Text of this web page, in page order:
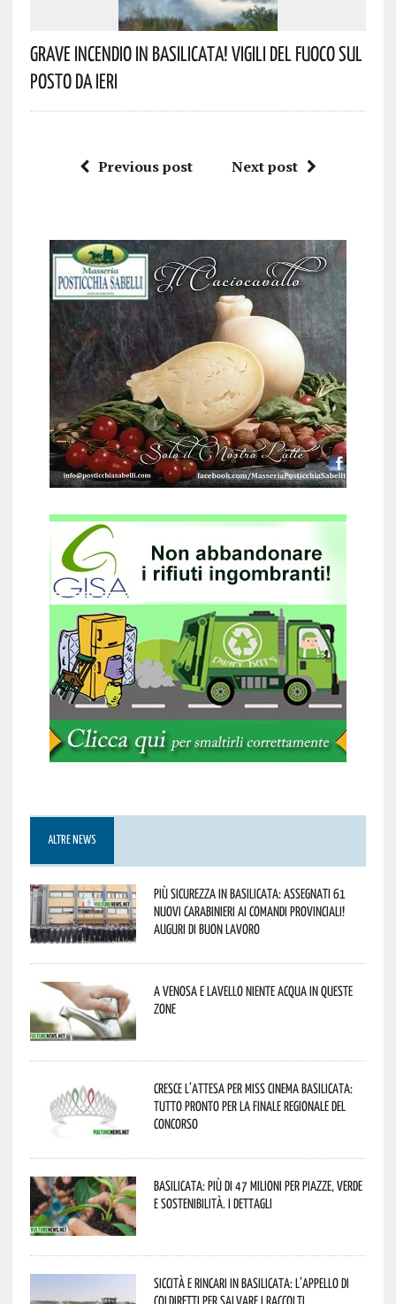
Grave Incendio In Basilicata! Vigili Del Fuoco Sul
Posto Da Ieri
Previous post Next post
ALTRE NEWS
Più sicurezza in Basilicata: assegnati 61
nuovi Carabinieri ai Comandi provinciali!
Auguri di buon lavoro
A Venosa e Lavello niente acqua in queste
zone
Cresce l’attesa per Miss Cinema Basilicata:
tutto pronto per la finale regionale del
concorso
Basilicata: più di 47 milioni per piazze, verde
e sostenibilità. I dettagli
Siccità e rincari in Basilicata: l’appello di
Coldiretti per salvare i raccolti